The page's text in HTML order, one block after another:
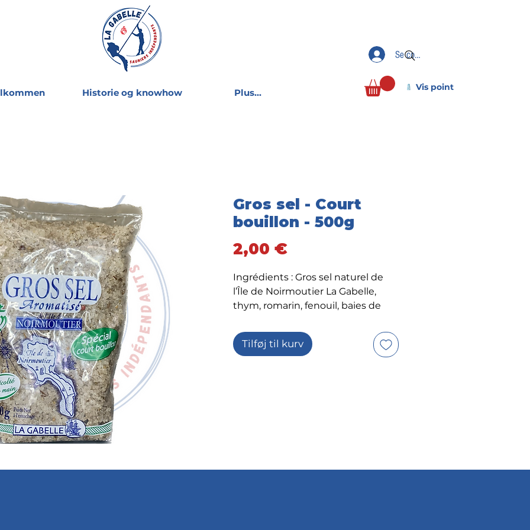
Historie og knowhow Plus...
Se connecter
Vis point
Gros sel - Court
bouillon - 500g
2,00 €Pris
Ingrédients : Gros sel naturel de
l’Île de Noirmoutier La Gabelle,
thym, romarin, fenouil, baies de
persil, coriandre, clou de girofle.
Tilføj til kurv